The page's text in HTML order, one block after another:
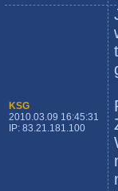
KSG
2010.03.09 16:45:31
IP: 83.21.181.100